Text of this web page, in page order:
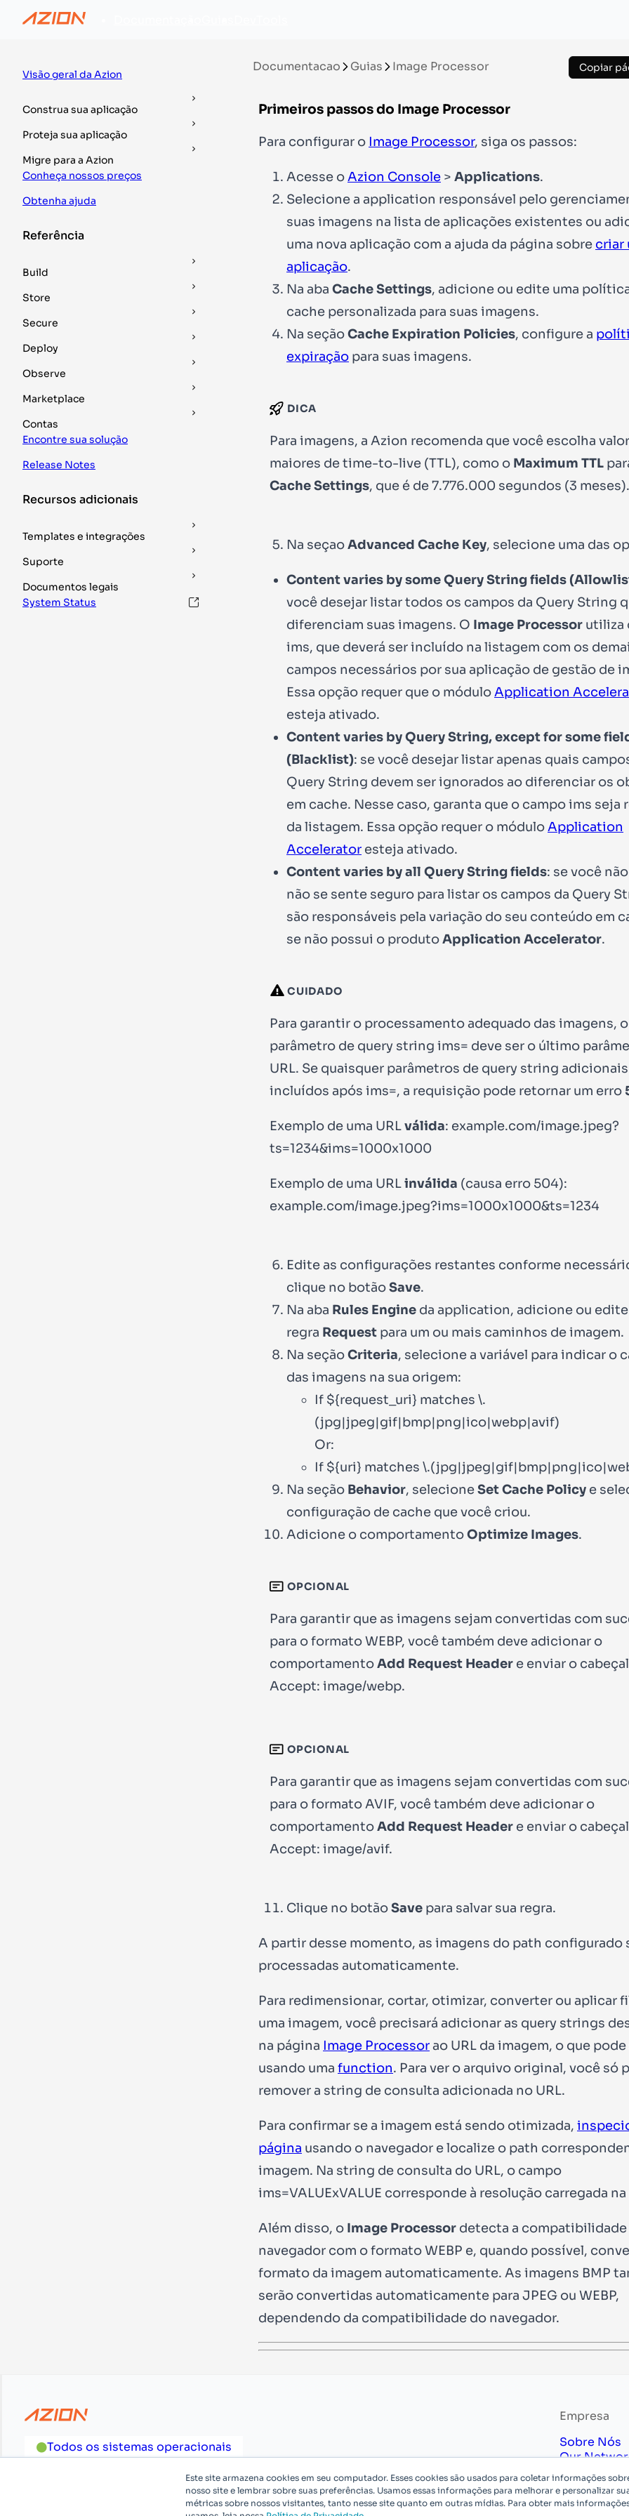
Este site armazena cookies em seu computador. Esses cookies são usados para coletar informações
nosso site e lembrar sobre suas preferências. Usamos essas informações para melhorar e personalizar
métricas sobre nossos visitantes, tanto nesse site quanto em outras mídias. Para obter mais
Visão geral da Azion
Construa sua aplicação
Proteja sua aplicação
Migre para a Azion
Conheça nossos preços
Obtenha ajuda
Referência
Build
Store
Secure
Deploy
Observe
Marketplace
Contas
Encontre sua solução
Release Notes
Recursos adicionais
Templates e integrações
Suporte
Documentos legais
System Status
Documentacao Guias Image Processor Copiar
Primeiros passos do Image Processor
Para configurar o Image Processor, siga os passos:
Acesse oAzion Console > Applications.
Selecione a application responsável pelo
suas imagens na lista de aplicações existentes ou
uma nova aplicação com a ajuda da página sobre criar
aplicação.
Na aba Cache Settings, adicione ou edite uma
cache personalizada para suas imagens.
Na seçãoCache Expiration Policies, configure a
expiração para suas imagens.
DICA
Para imagens, a Azion recomenda que você escolha
maiores de time-to-live (TTL), como o Maximum TTL
Cache Settings, que é de 7.776.000 segundos (3 meses).
Na seçaoAdvanced Cache Key, selecione uma das
Content varies by some Query String fields
você desejar listar todos os campos da Query String
diferenciam suas imagens. O Image Processor utiliza
ims, que deverá ser incluído na listagem com os
campos necessários por sua aplicação de gestão de
Essa opção requer que o móduloApplication
esteja ativado.
Content varies by Query String, except for some
(Blacklist): se você desejar listar apenas quais
Query String devem ser ignorados ao diferenciar os
em cache. Nesse caso, garanta que o campoims seja
da listagem. Essa opção requer o móduloApplication
Accelerator esteja ativado.
Content varies by all Query String fields: se você
não se sente seguro para listar os campos da Query
são responsáveis pela variação do seu conteúdo em
se não possui o produtoApplication Accelerator.
CUIDADO
Para garantir o processamento adequado das imagens, o
parâmetro de query string ims= deve ser o último
URL. Se quaisquer parâmetros de query string
incluídos após ims=, a requisição pode retornar um erro
Exemplo de uma URLválida: example.com/image.jpeg?
ts=1234&ims=1000x1000
Exemplo de uma URLinválida (causa erro 504):
example.com/image.jpeg?ims=1000x1000&ts=1234
Edite as configurações restantes conforme
clique no botãoSave.
Na aba Rules Engine da application, adicione ou edite
regra Request para um ou mais caminhos de imagem.
Na seçãoCriteria, selecione a variável para indicar o
das imagens na sua origem:
If ${request_uri} matches \.
(jpg|jpeg|gif|bmp|png|ico|webp|avif)
Or:
If ${uri} matches
Na seção Behavior, selecioneSet Cache Policy e
configuração de cache que você criou.
Adicione o comportamentoOptimize Images.
OPCIONAL
Para garantir que as imagens sejam convertidas com
para o formato WEBP, você também deve adicionar o
comportamentoAdd Request Header e enviar o
Accept: image/webp.
OPCIONAL
Para garantir que as imagens sejam convertidas com
para o formato AVIF, você também deve adicionar o
comportamentoAdd Request Header e enviar o
Accept: image/avif.
Clique no botãoSave para salvar sua regra.
A partir desse momento, as imagens do path configurado
processadas automaticamente.
Para redimensionar, cortar, otimizar, converter ou aplicar
uma imagem, você precisará adicionar as query strings
na página Image Processorao URL da imagem, o que
usando uma function. Para ver o arquivo original, você só
remover a string de consulta adicionada no URL.
Para confirmar se a imagem está sendo otimizada,
página usando o navegador e localize o path
imagem. Na string de consulta do URL, o campo
ims=VALUExVALUE corresponde à resolução carregada
Além disso, o Image Processor detecta a
navegador com o formato WEBP e, quando possível,
formato da imagem automaticamente. As imagens BMP
serão convertidas automaticamente para JPEG ou WEBP,
dependendo da compatibilidade do navegador.
Todos os sistemas operacionais
Para vendas e suporte, entre em contato no0800 883 6313
Empresa
Sobre Nós
Our
Carreiras
Compliance
Política de